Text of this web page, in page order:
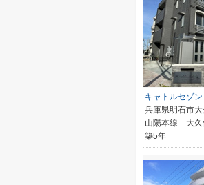
キャトルセゾン
兵庫県明石市
山陽本線「大
築5年